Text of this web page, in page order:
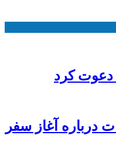
درباره آغاز سفر